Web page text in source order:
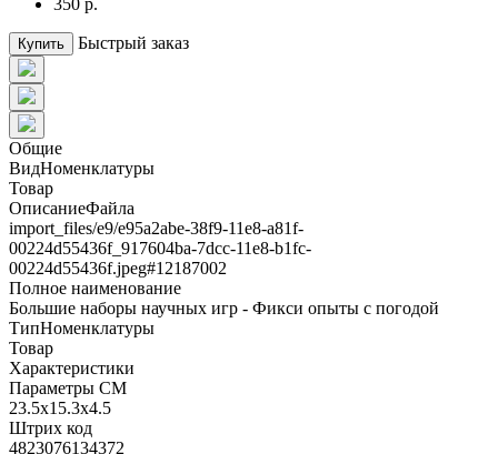
Купить Быстрый заказ
Общие
ВидНоменклатуры
Товар
ОписаниеФайла
import_files/e9/e95a2abe-38f9-11e8-a81f-
00224d55436f_917604ba-7dcc-11e8-b1fc-
00224d55436f.jpeg#12187002
Полное наименование
Большие наборы научных игр - Фикси опыты с погодой
ТипНоменклатуры
Товар
Характеристики
Параметры СМ
23.5x15.3x4.5
Штрих код
4823076134372